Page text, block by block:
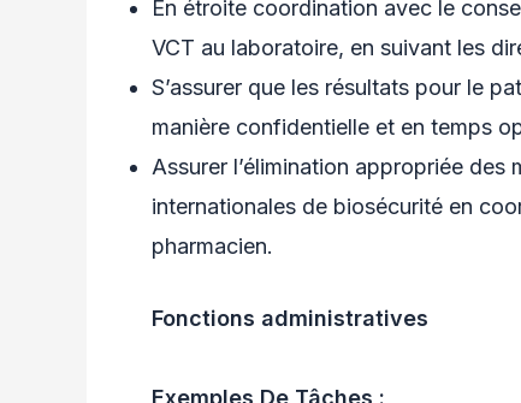
En étroite coordination avec le
VCT au laboratoire, en suivant les
S’assurer que les résultats pour le
manière confidentielle et en temps
Assurer l’élimination appropriée
internationales de biosécurité en
pharmacien.
Fonctions administratives
Exemples De Tâches :